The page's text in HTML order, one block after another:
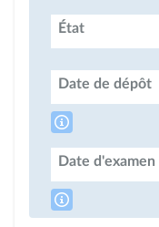
État
Date de dépôt
Date d'examen